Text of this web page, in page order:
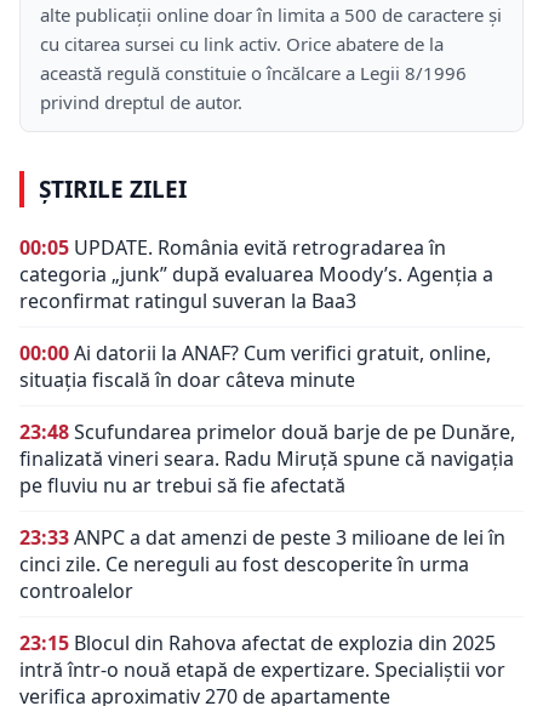
alte publicații online doar în limita a 500 de caractere și
cu citarea sursei cu link activ. Orice abatere de la
această regulă constituie o încălcare a Legii 8/1996
privind dreptul de autor.
ȘTIRILE ZILEI
00:05 UPDATE. România evită retrogradarea în
categoria „junk” după evaluarea Moody’s. Agenția a
reconfirmat ratingul suveran la Baa3
00:00Ai datorii la ANAF? Cum verifici gratuit, online,
situația fiscală în doar câteva minute
23:48Scufundarea primelor două barje de pe Dunăre,
finalizată vineri seara. Radu Miruță spune că navigația
pe fluviu nu ar trebui să fie afectată
23:33ANPC a dat amenzi de peste 3 milioane de lei în
cinci zile. Ce nereguli au fost descoperite în urma
controalelor
23:15 Blocul din Rahova afectat de explozia din 2025
intră într-o nouă etapă de expertizare. Specialiștii vor
verifica aproximativ 270 de apartamente